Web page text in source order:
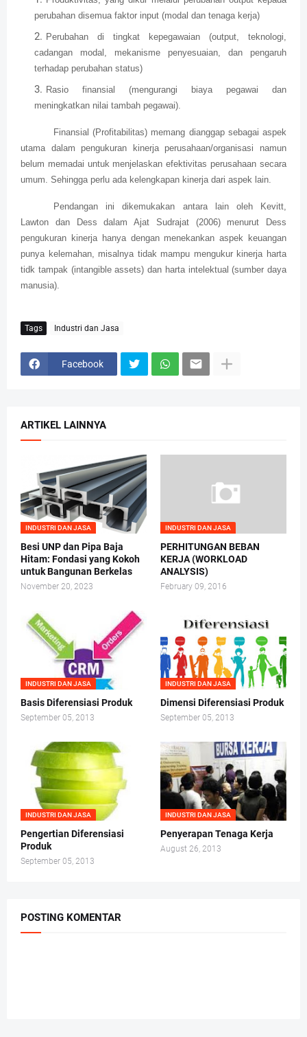
perubahan disemua faktor input (modal dan tenaga kerja)
Perubahan di tingkat kepegawaian (output, teknologi,
cadangan modal, mekanisme penyesuaian, dan pengaruh
terhadap perubahan status)
Rasio finansial (mengurangi biaya pegawai dan
meningkatkan nilai tambah pegawai).
Finansial (Profitabilitas) memang dianggap sebagai aspek
utama dalam pengukuran kinerja perusahaan/organisasi namun
belum memadai untuk menjelaskan efektivitas perusahaan secara
umum. Sehingga perlu ada kelengkapan kinerja dari aspek lain.
Pendangan ini dikemukakan antara lain oleh Kevitt,
Lawton dan Dess dalam Ajat Sudrajat (2006) menurut Dess
pengukuran kinerja hanya dengan menekankan aspek keuangan
punya kelemahan, misalnya tidak mampu mengukur kinerja harta
tidk tampak (intangible assets) dan harta intelektual (sumber daya
manusia).
Tags Industri dan Jasa
Facebook
ARTIKEL LAINNYA
INDUSTRI DAN JASA
Besi UNP dan Pipa Baja
Hitam: Fondasi yang Kokoh
untuk Bangunan Berkelas
November 20, 2023
INDUSTRI DAN JASA
PERHITUNGAN BEBAN
KERJA (WORKLOAD
ANALYSIS)
February 09, 2016
INDUSTRI DAN JASA
Basis Diferensiasi Produk
September 05, 2013
INDUSTRI DAN JASA
Dimensi Diferensiasi Produk
September 05, 2013
INDUSTRI DAN JASA
Pengertian Diferensiasi
Produk
September 05, 2013
INDUSTRI DAN JASA
Penyerapan Tenaga Kerja
August 26, 2013
POSTING KOMENTAR